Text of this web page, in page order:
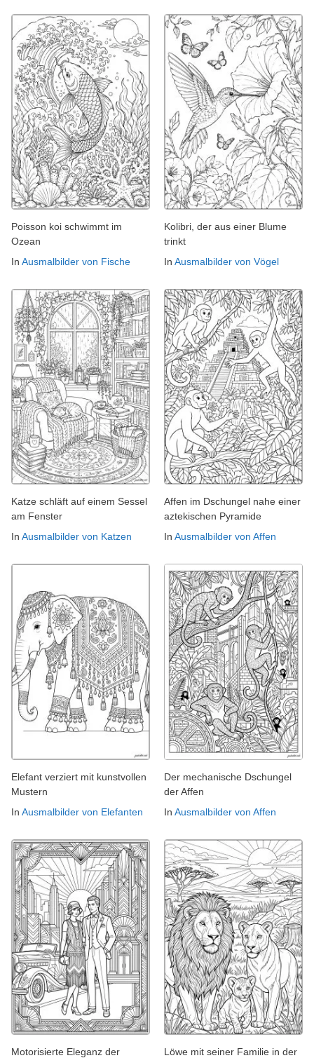
Poisson koi schwimmt im
Ozean
In Ausmalbilder von Fische
Kolibri, der aus einer Blume
trinkt
In Ausmalbilder von Vögel
Katze schläft auf einem Sessel
am Fenster
In Ausmalbilder von Katzen
Affen im Dschungel nahe einer
aztekischen Pyramide
In Ausmalbilder von Affen
Elefant verziert mit kunstvollen
Mustern
In Ausmalbilder von Elefanten
Der mechanische Dschungel
der Affen
In Ausmalbilder von Affen
Motorisierte Eleganz der
Löwe mit seiner Familie in der